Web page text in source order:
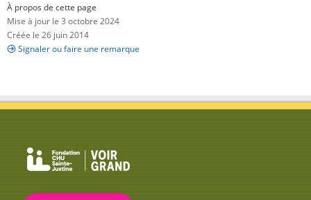
À propos de cette page
Mise à jour le 3 octobre 2024
Créée le 26 juin 2014
Signaler ou faire une remarque